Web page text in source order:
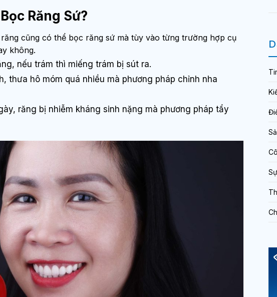
Răng Sứ?
cũng có thể bọc răng sứ mà tùy vào từng trường hợp cụ
không.
nếu trám thì miếng trám bị sút ra.
thưa hô móm quá nhiều mà phương pháp chỉnh nha
răng bị nhiễm kháng sinh nặng mà phương pháp tẩy